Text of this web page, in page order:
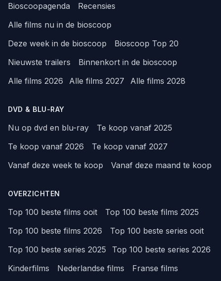
Bioscoopagenda
Recensies
Alle films nu in de bioscoop
Deze week in de bioscoop
Bioscoop Top 20
Nieuwste trailers
Binnenkort in de bioscoop
Alle films 2026
Alle films 2027 Alle films 2028
DVD & BLU-RAY
Nu op dvd en blu-ray
Te koop vanaf 2025
Te koop vanaf 2026
Te koop vanaf 2027
Vanaf deze week te koop
Vanaf deze maand te koop
OVERZICHTEN
Top 100 beste films ooit
Top 100 beste films 2025
Top 100 beste films 2026
Top 100 beste series ooit
Top 100 beste series 2025
Top 100 beste series 2026
Kinderfilms
Nederlandse films
Franse films